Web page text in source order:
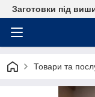
Заготовки під
Товари та